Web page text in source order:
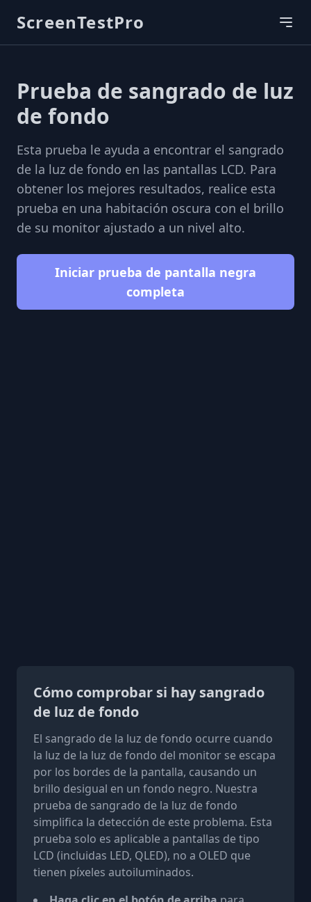
ScreenTestPro
Prueba de sangrado de luz
de fondo
Esta prueba le ayuda a encontrar el sangrado
de la luz de fondo en las pantallas LCD. Para
obtener los mejores resultados, realice esta
prueba en una habitación oscura con el brillo
de su monitor ajustado a un nivel alto.
Iniciar prueba de pantalla negra
completa
Cómo comprobar si hay sangrado
de luz de fondo
El sangrado de la luz de fondo ocurre cuando
la luz de la luz de fondo del monitor se escapa
por los bordes de la pantalla, causando un
brillo desigual en un fondo negro. Nuestra
prueba de sangrado de la luz de fondo
simplifica la detección de este problema. Esta
prueba solo es aplicable a pantallas de tipo
LCD (incluidas LED, QLED), no a OLED que
tienen píxeles autoiluminados.